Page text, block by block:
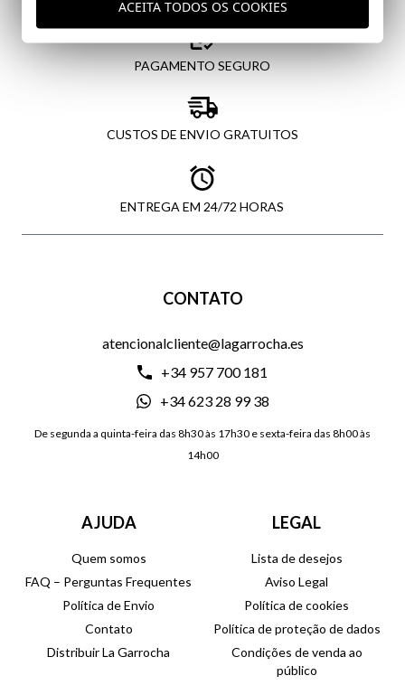
PAGAMENTO SEGURO
CUSTOS DE ENVIO GRATUITOS
ENTREGA EM 24/72 HORAS
CONTATO
atencionalcliente@lagarrocha.es
+34 957 700 181
+34 623 28 99 38
De segunda a quinta-feira das 8h30 às 17h30 e sexta-feira das 8h00 às
14h00
AJUDA
Quem somos
FAQ – Perguntas Frequentes
Política de Envio
Contato
Distribuir La Garrocha
LEGAL
Lista de desejos
Aviso Legal
Política de cookies
Política de proteção de dados
Condições de venda ao
público
ACEITA TODOS OS COOKIES